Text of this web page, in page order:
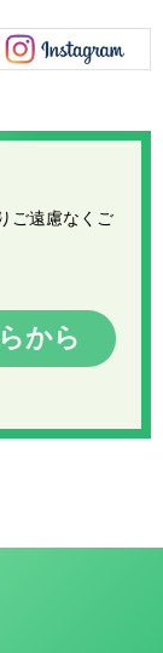
ご遠慮なくご
から